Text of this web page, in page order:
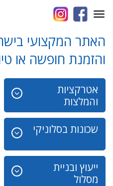
Toggle
navigation
האתר המקצועי
והזמנת חופשה או
אטרקציות
והמלצות
שכונות בסלוניקי
ייעוץ ובניית
מסלול